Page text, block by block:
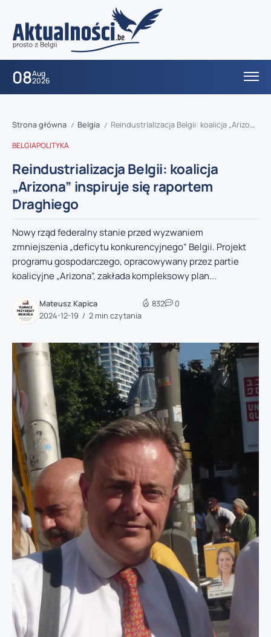
08Aug
2026
Strona główna / Belgia / Reindustrializacja Belgii: koalicja „Arizona” inspiruje się raportem Draghiego
BELGIAPOLITYKA
Reindustrializacja Belgii: koalicja
„Arizona” inspiruje się raportem
Draghiego
Nowy rząd federalny stanie przed wyzwaniem
zmniejszenia „deficytu konkurencyjnego” Belgii. Projekt
programu gospodarczego, opracowywany przez partie
koalicyjne „Arizona”, zakłada kompleksowy plan...
Mateusz Kapica
2024-12-19
2 min czytania
832 0